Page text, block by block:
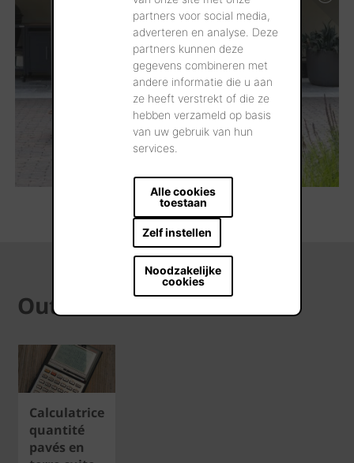
partners voor social media,
adverteren en analyse. Deze
partners kunnen deze
gegevens combineren met
andere informatie die u aan
ze heeft verstrekt of die ze
hebben verzameld op basis
van uw gebruik van hun
services.
Alle cookies
toestaan
Zelf instellen
Noodzakelijke
cookies
Outils
Calculatrice
quantité
pavés en